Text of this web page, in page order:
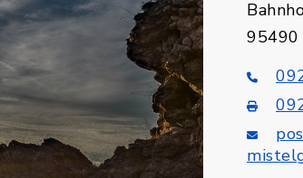
95490